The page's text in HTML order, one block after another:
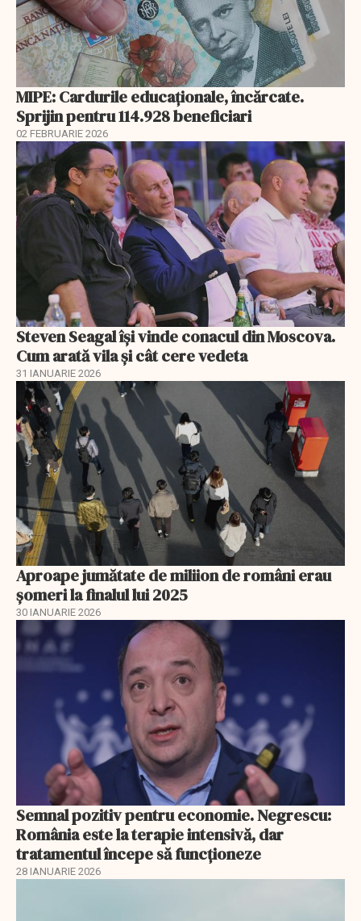
MIPE: Cardurile educaţionale, încărcate.
Sprijin pentru 114.928 beneficiari
02 FEBRUARIE 2026
Steven Seagal își vinde conacul din Moscova.
Cum arată vila și cât cere vedeta
31 IANUARIE 2026
Aproape jumătate de miliion de români erau
șomeri la finalul lui 2025
30 IANUARIE 2026
Semnal pozitiv pentru economie. Negrescu:
România este la terapie intensivă, dar
tratamentul începe să funcționeze
28 IANUARIE 2026